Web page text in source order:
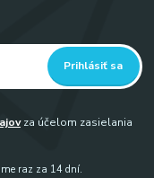
Prihlásiť sa
za účelom zasielania
raz za 14 dní.